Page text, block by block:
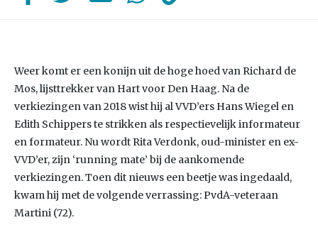
Weer komt er een konijn uit de hoge hoed van Richard de
Mos, lijsttrekker van Hart voor Den Haag. Na de
verkiezingen van 2018 wist hij al VVD’ers Hans Wiegel en
Edith Schippers te strikken als respectievelijk informateur
en formateur. Nu wordt Rita Verdonk, oud-minister en ex-
VVD’er, zijn ‘running mate’ bij de aankomende
verkiezingen. Toen dit nieuws een beetje was ingedaald,
kwam hij met de volgende verrassing: PvdA-veteraan
Martini (72).